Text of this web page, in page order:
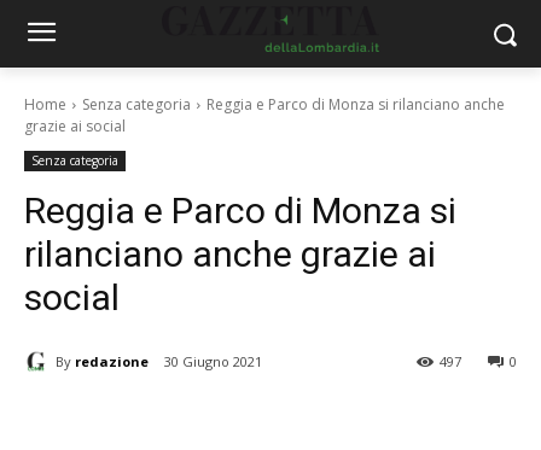
Home Senza categoria
Reggia e Parco di Monza si rilanciano anche
grazie ai social
Senza categoria
Reggia e Parco di Monza si
rilanciano anche grazie ai
social
By redazione 30 Giugno 2021 0
497